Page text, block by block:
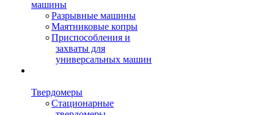
машины
Разрывные машины
Маятниковые копры
Приспособления и
захваты для
универсальных машин
Твердомеры
Стационарные